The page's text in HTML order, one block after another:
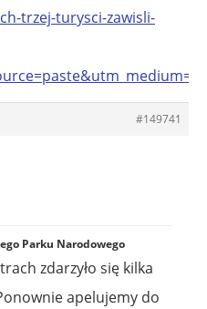
trzej-turysci-zawisli-
#149741
Parku Narodowego
zdarzyło się kilka
apelujemy do